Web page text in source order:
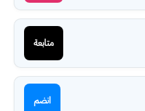
متابعة
انضم